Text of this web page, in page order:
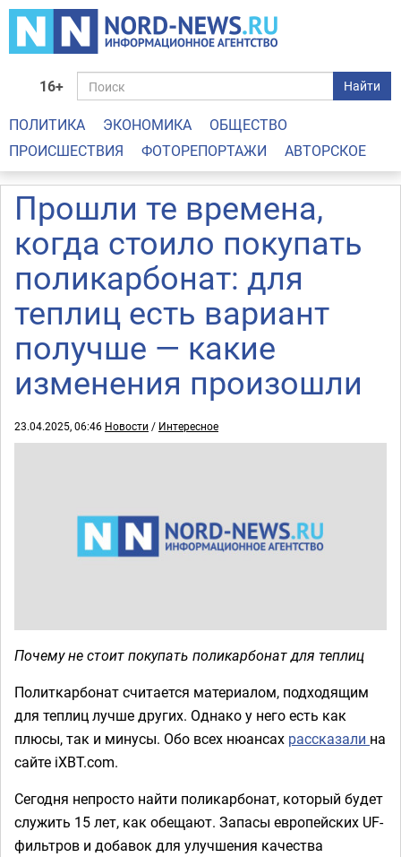
16+ Найти
ПОЛИТИКА ЭКОНОМИКА
ОБЩЕСТВО
ПРОИСШЕСТВИЯ
ФОТОРЕПОРТАЖИ АВТОРСКОЕ
Прошли те времена,
когда стоило покупать
поликарбонат: для
теплиц есть вариант
получше — какие
изменения произошли
23.04.2025, 06:46 Новости / Интересное
Почему не стоит покупать поликарбонат для теплиц
Политкарбонат считается материалом, подходящим
для теплиц лучше других. Однако у него есть как
плюсы, так и минусы. Обо всех нюансах рассказали на
сайте iXBT.com.
Сегодня непросто найти поликарбонат, который будет
служить 15 лет, как обещают. Запасы европейских UF-
фильтров и добавок для улучшения качества